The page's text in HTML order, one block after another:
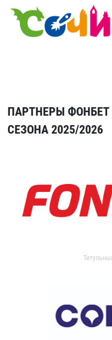
ПАРТНЕРЫ
СЕЗОНА 2025/2026